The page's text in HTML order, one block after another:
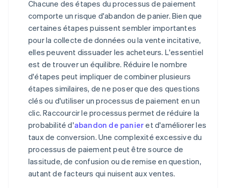
Chacune des étapes du processus de paiement
comporte un risque d'abandon de panier. Bien que
certaines étapes puissent sembler importantes
pour la collecte de données ou la vente incitative,
elles peuvent dissuader les acheteurs. L'essentiel
est de trouver un équilibre. Réduire le nombre
d'étapes peut impliquer de combiner plusieurs
étapes similaires, de ne poser que des questions
clés ou d'utiliser un processus de paiement en un
clic. Raccourcir le processus permet de réduire la
probabilité d'abandon de panieret d'améliorer les
taux de conversion. Une complexité excessive du
processus de paiement peut être source de
lassitude, de confusion ou de remise en question,
autant de facteurs qui nuisent aux ventes.